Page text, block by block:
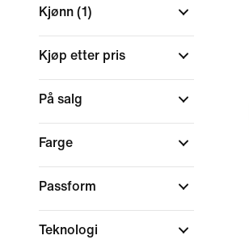
Kjønn (1)
Kjøp etter pris
På salg
Farge
Passform
Teknologi